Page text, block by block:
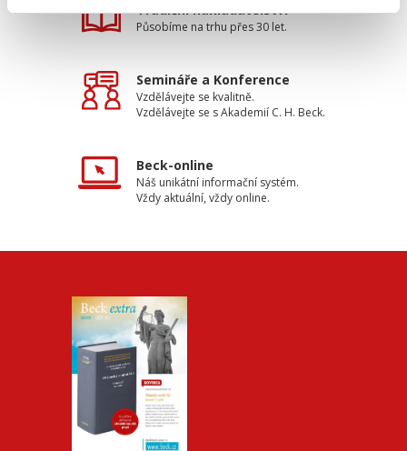
Tradiční nakladatelství
Působíme na trhu přes 30 let.
Semináře a Konference
Vzdělávejte se kvalitně.
Vzdělávejte se s Akademií C. H. Beck.
Beck-online
Náš unikátní informační systém.
Vždy aktuální, vždy online.